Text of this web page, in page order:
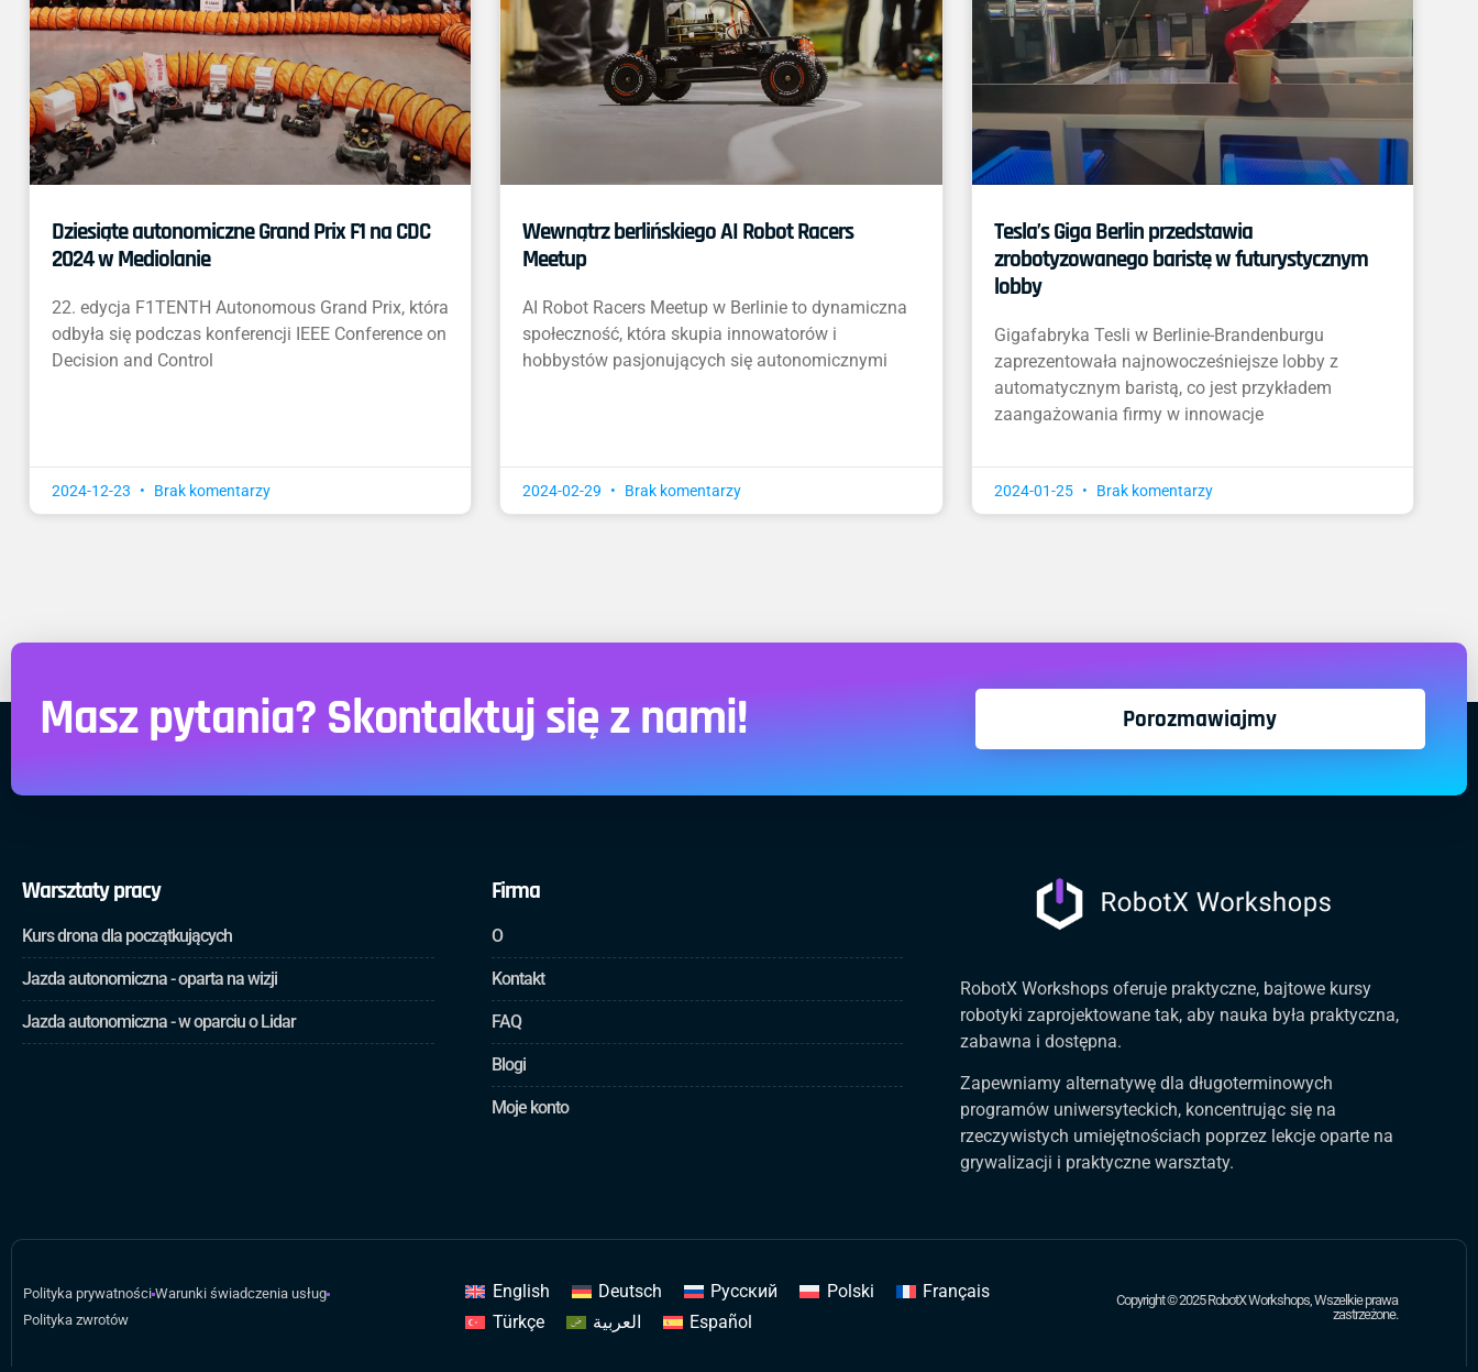
Dziesiąte autonomiczne Grand Prix F1 na CDC
2024 w Mediolanie
22. edycja F1TENTH Autonomous Grand Prix, która
odbyła się podczas konferencji IEEE Conference on
Decision and Control
2024-12-23 Brak komentarzy
Wewnątrz berlińskiego AI Robot Racers
Meetup
AI Robot Racers Meetup w Berlinie to dynamiczna
społeczność, która skupia innowatorów i
hobbystów pasjonujących się autonomicznymi
2024-02-29 Brak komentarzy
Tesla’s Giga Berlin przedstawia
zrobotyzowanego baristę w futurystycznym
lobby
Gigafabryka Tesli w Berlinie-Brandenburgu
zaprezentowała najnowocześniejsze lobby z
automatycznym baristą, co jest przykładem
zaangażowania firmy w innowacje
2024-01-25 Brak komentarzy
Masz pytania? Skontaktuj się z nami! Porozmawiajmy
Warsztaty pracy
Kurs drona dla początkujących
Jazda autonomiczna - oparta na wizji
Jazda autonomiczna - w oparciu o Lidar
Firma
O
Kontakt
FAQ
Blogi
Moje konto
RobotX Workshops oferuje praktyczne, bajtowe kursy
robotyki zaprojektowane tak, aby nauka była praktyczna,
zabawna i dostępna.
Zapewniamy alternatywę dla długoterminowych
programów uniwersyteckich, koncentrując się na
rzeczywistych umiejętnościach poprzez lekcje oparte na
grywalizacji i praktyczne warsztaty.
Polityka prywatności Warunki świadczenia usług
Polityka zwrotów
English Deutsch Русский Polski
Français
Türkçe
العربية Español
Copyright © 2025 RobotX Workshops, Wszelkie prawa
zastrzeżone.